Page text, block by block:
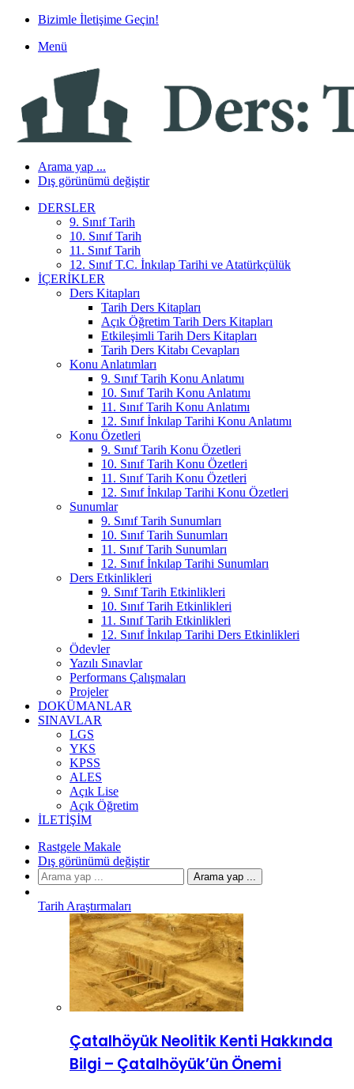
Bizimle İletişime Geçin!
Menü
Arama yap ...
Dış görünümü değiştir
DERSLER
9. Sınıf Tarih
10. Sınıf Tarih
11. Sınıf Tarih
12. Sınıf T.C. İnkılap Tarihi ve Atatürkçülük
İÇERIKLER
Ders Kitapları
Tarih Ders Kitapları
Açık Öğretim Tarih Ders Kitapları
Etkileşimli Tarih Ders Kitapları
Tarih Ders Kitabı Cevapları
Konu Anlatımları
9. Sınıf Tarih Konu Anlatımı
10. Sınıf Tarih Konu Anlatımı
11. Sınıf Tarih Konu Anlatımı
12. Sınıf İnkılap Tarihi Konu Anlatımı
Konu Özetleri
9. Sınıf Tarih Konu Özetleri
10. Sınıf Tarih Konu Özetleri
11. Sınıf Tarih Konu Özetleri
12. Sınıf İnkılap Tarihi Konu Özetleri
Sunumlar
9. Sınıf Tarih Sunumları
10. Sınıf Tarih Sunumları
11. Sınıf Tarih Sunumları
12. Sınıf İnkılap Tarihi Sunumları
Ders Etkinlikleri
9. Sınıf Tarih Etkinlikleri
10. Sınıf Tarih Etkinlikleri
11. Sınıf Tarih Etkinlikleri
12. Sınıf İnkılap Tarihi Ders Etkinlikleri
Ödevler
Yazılı Sınavlar
Performans Çalışmaları
Projeler
DOKÜMANLAR
SINAVLAR
LGS
YKS
KPSS
ALES
Açık Lise
Açık Öğretim
İLETIŞIM
Rastgele Makale
Dış görünümü değiştir
Arama yap ...
Tarih Araştırmaları
Çatalhöyük Neolitik Kenti Hakkında
Bilgi – Çatalhöyük’ün Önemi